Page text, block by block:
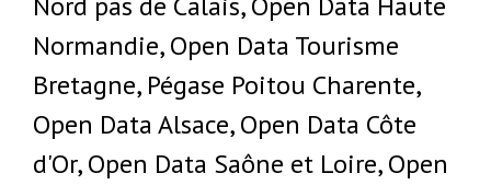
Normandie, Open Data Tourisme
Bretagne, Pégase Poitou Charente,
Open Data Alsace, Open Data Côte
d'Or, Open Data Saône et Loire, Open